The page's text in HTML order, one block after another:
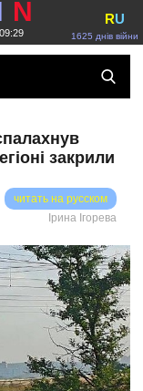
N
1625 днів війни
RU
закрили
читать на русском
Ірина Ігорева